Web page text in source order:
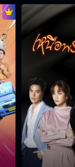
ยฟ้าปลอดภัยดี
กแกจะมาไม้ไหน
ฉันยังตายไม่ได้นะ